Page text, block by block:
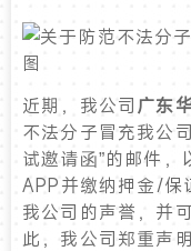
近期，我公司 广东
不法分子冒充我公
试邀请函”的邮件
APP并缴纳押金/保
我公司的声誉，并
此，我公司郑重声明